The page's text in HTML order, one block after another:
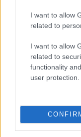
I want to allow
related to
I want to allow
related to
functionality
user protection.
MOM Kulturális
Nagy Bogi alakítja.